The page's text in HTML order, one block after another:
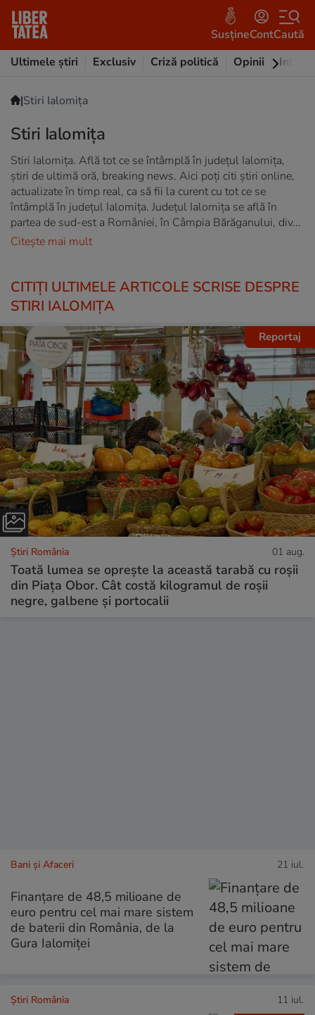
SusțineContCaută
Ultimele știri
Exclusiv Criză politică Opinii
|Stiri Ialomița
Stiri Ialomița
Stiri Ialomița. Află tot ce se întâmplă în județul Ialomița,
știri de ultimă oră, breaking news. Aici poți citi știri online,
actualizate în timp real, ca să fii la curent cu tot ce se
întâmplă în județul Ialomița. Județul Ialomița se află în
partea de sud-est a României, în Câmpia Bărăganului, div...
Citește mai mult
CITIȚI ULTIMELE ARTICOLE SCRISE DESPRE
STIRI IALOMIȚA
Reportaj
Știri România 01 aug.
Toată lumea se oprește la această tarabă cu roșii
din Piața Obor. Cât costă kilogramul de roșii
negre, galbene și portocalii
Bani și Afaceri 21 iul.
Finanțare de 48,5 milioane de
euro pentru cel mai mare sistem
de baterii din România, de la
Gura Ialomiței
Știri România 11 iul.